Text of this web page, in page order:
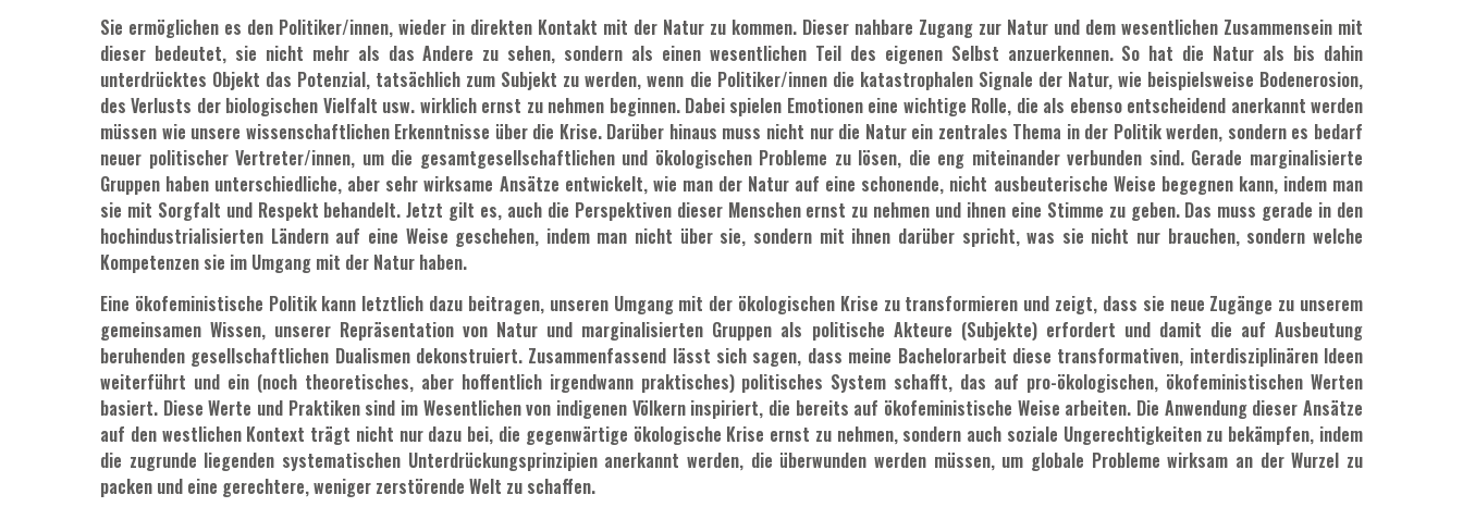
Sie ermöglichen es den Politiker/innen, wieder in direkten Kontakt mit der Natur zu kommen. Dieser nahbare Zugang zur Natur und dem wesentlichen Zusammensein mit
dieser bedeutet, sie nicht mehr als das Andere zu sehen, sondern als einen wesentlichen Teil des eigenen Selbst anzuerkennen. So hat die Natur als bis dahin
unterdrücktes Objekt das Potenzial, tatsächlich zum Subjekt zu werden, wenn die Politiker/innen die katastrophalen Signale der Natur, wie beispielsweise Bodenerosion,
des Verlusts der biologischen Vielfalt usw. wirklich ernst zu nehmen beginnen. Dabei spielen Emotionen eine wichtige Rolle, die als ebenso entscheidend anerkannt werden
müssen wie unsere wissenschaftlichen Erkenntnisse über die Krise. Darüber hinaus muss nicht nur die Natur ein zentrales Thema in der Politik werden, sondern es bedarf
neuer politischer Vertreter/innen, um die gesamtgesellschaftlichen und ökologischen Probleme zu lösen, die eng miteinander verbunden sind. Gerade marginalisierte
Gruppen haben unterschiedliche, aber sehr wirksame Ansätze entwickelt, wie man der Natur auf eine schonende, nicht ausbeuterische Weise begegnen kann, indem man
sie mit Sorgfalt und Respekt behandelt. Jetzt gilt es, auch die Perspektiven dieser Menschen ernst zu nehmen und ihnen eine Stimme zu geben. Das muss gerade in den
hochindustrialisierten Ländern auf eine Weise geschehen, indem man nicht über sie, sondern mit ihnen darüber spricht, was sie nicht nur brauchen, sondern welche
Kompetenzen sie im Umgang mit der Natur haben.
Eine ökofeministische Politik kann letztlich dazu beitragen, unseren Umgang mit der ökologischen Krise zu transformieren und zeigt, dass sie neue Zugänge zu unserem
gemeinsamen Wissen, unserer Repräsentation von Natur und marginalisierten Gruppen als politische Akteure (Subjekte) erfordert und damit die auf Ausbeutung
beruhenden gesellschaftlichen Dualismen dekonstruiert. Zusammenfassend lässt sich sagen, dass meine Bachelorarbeit diese transformativen, interdisziplinären Ideen
weiterführt und ein (noch theoretisches, aber hoffentlich irgendwann praktisches) politisches System schafft, das auf pro-ökologischen, ökofeministischen Werten
basiert. Diese Werte und Praktiken sind im Wesentlichen von indigenen Völkern inspiriert, die bereits auf ökofeministische Weise arbeiten. Die Anwendung dieser Ansätze
auf den westlichen Kontext trägt nicht nur dazu bei, die gegenwärtige ökologische Krise ernst zu nehmen, sondern auch soziale Ungerechtigkeiten zu bekämpfen, indem
die zugrunde liegenden systematischen Unterdrückungsprinzipien anerkannt werden, die überwunden werden müssen, um globale Probleme wirksam an der Wurzel zu
packen und eine gerechtere, weniger zerstörende Welt zu schaffen.